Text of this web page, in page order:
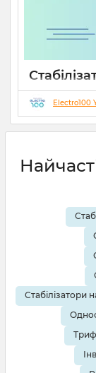
Гібрид
19 08 2025
Electro100
Стабілізатори